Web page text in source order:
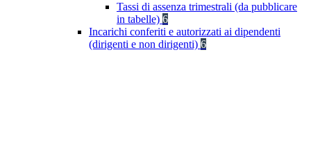
Tassi di assenza trimestrali (da pubblicare
in tabelle) 6
Incarichi conferiti e autorizzati ai dipendenti
(dirigenti e non dirigenti) 6